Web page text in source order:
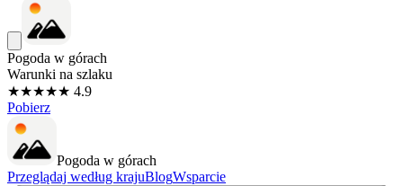
Pogoda w górach
Warunki na szlaku
★★★★★ 4.9
Pobierz
Pogoda w górach
Przeglądaj według krajuBlogWsparcie